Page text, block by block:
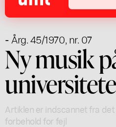
- Årg. 45/1970, nr. 07
Ny musik
Artiklen er indscannet fra
forbehold for fejl